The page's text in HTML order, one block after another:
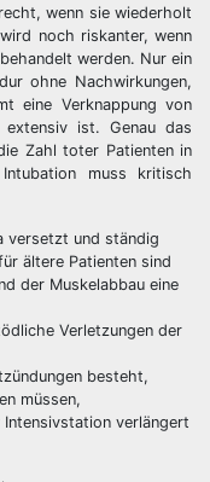
wenn sie wiederholt
noch riskanter, wenn
werden. Nur ein
ohne Nachwirkungen,
eine Verknappung von
extensiv ist. Genau das
Zahl toter Patienten in
muss kritisch
versetzt und ständig
ältere Patienten sind
der Muskelabbau eine
Verletzungen der
besteht,
müssen,
verlängert